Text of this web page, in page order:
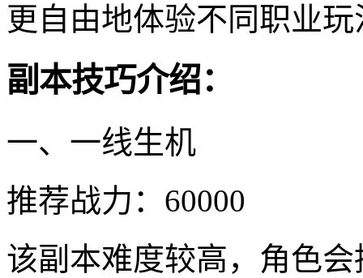
更自由地体验不同职业玩
副本技巧介绍：
一、一线生机
推荐战力：60000
该副本难度较高，角色